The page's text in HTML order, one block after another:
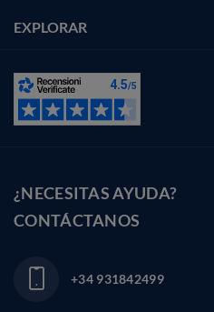
EXPLORAR
¿NECESITAS AYUDA?
CONTÁCTANOS
+34 931842499